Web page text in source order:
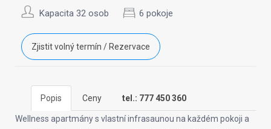
Kapacita 32 osob 6 pokoje
Zjistit volný termín / Rezervace
Popis Ceny tel.: 777 450 360
Wellness apartmány s vlastní infrasaunou na každém pokoji a